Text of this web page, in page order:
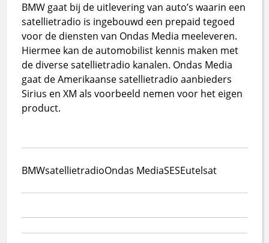
BMW gaat bij de uitlevering van auto’s waarin een
satellietradio is ingebouwd een prepaid tegoed
voor de diensten van Ondas Media meeleveren.
Hiermee kan de automobilist kennis maken met
de diverse satellietradio kanalen. Ondas Media
gaat de Amerikaanse satellietradio aanbieders
Sirius en XM als voorbeeld nemen voor het eigen
product.
BMWsatellietradioOndas MediaSESEutelsat